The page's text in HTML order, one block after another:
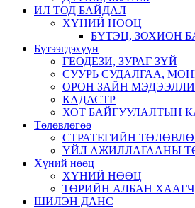
ИЛ ТОД БАЙДАЛ
ХҮНИЙ НӨӨЦ
БҮТЭЦ, ЗОХИОН
Бүтээгдэхүүн
ГЕОДЕЗИ, ЗУРАГ ЗҮЙ
СУУРЬ СУДАЛГАА,
ОРОН ЗАЙН
КАДАСТР
ХОТ БАЙГУУЛАЛТЫН
Төлөвлөгөө
СТРАТЕГИЙН
ҮЙЛ АЖИЛЛАГААНЫ
Хүний нөөц
ХҮНИЙ НӨӨЦ
ТӨРИЙН АЛБАН ХААГЧ
ШИЛЭН ДАНС